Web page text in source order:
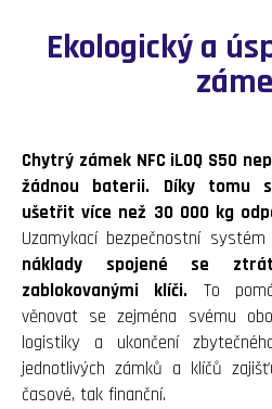
Ekologický a
Chytrý zámek NFC iLOQ S50
žádnou baterii.
Díky tomu
ušetřit více než 30 000 kg
Uzamykací bezpečnostní systém
náklady spojené se
zablokovanými klíči.To
věnovat se zejména svému
logistiky a ukončení
jednotlivých zámků a klíčů
časové, tak finanční.